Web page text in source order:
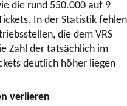
die rund 550.000 auf 9
In der Statistik fehlen
die dem VRS
Zahl der tatsächlich im
deutlich höher liegen
verlieren